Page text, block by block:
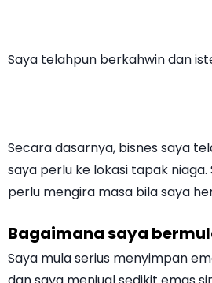
Saya telahpun berkahwin dan
Secara dasarnya, bisnes saya
saya perlu ke lokasi tapak
perlu mengira masa bila saya
Bagaimana saya
Saya mula serius menyimpan